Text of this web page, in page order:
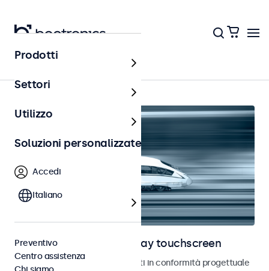
Home
Monitor ferroviari e display touchscreen
Monitor e touchscreen sviluppati in conformità progettuale
Prodotti
Settori
Utilizzo
Soluzioni personalizzate
Accedi
Italiano
Preventivo
Centro assistenza